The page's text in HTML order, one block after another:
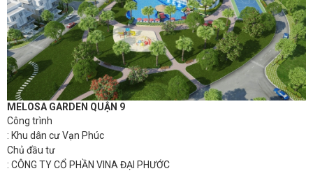
MELOSA GARDEN QUẬN 9
Công trình
: Khu dân cư Vạn Phúc
Chủ đầu tư
: CÔNG TY CỔ PHẦN VINA ĐẠI PHƯỚC